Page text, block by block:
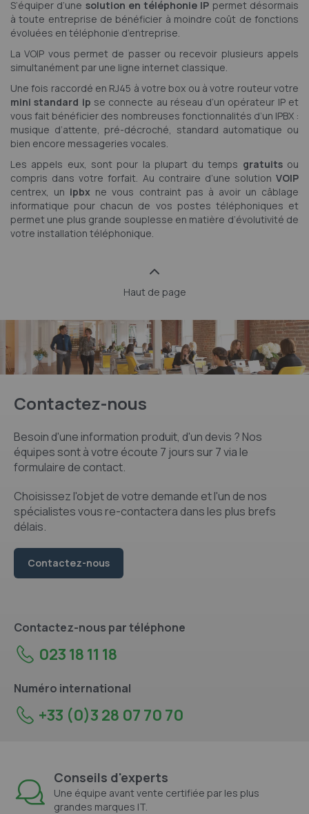
S’équiper d’une solution en téléphonie IP permet désormais
à toute entreprise de bénéficier à moindre coût de fonctions
évoluées en téléphonie d’entreprise.
La VOIP vous permet de passer ou recevoir plusieurs appels
simultanément par une ligne internet classique.
Une fois raccordé en RJ45 à votre box ou à votre routeur votre
mini standard ip se connecte au réseau d’un opérateur IP et
vous fait bénéficier des nombreuses fonctionnalités d’un IPBX :
musique d’attente, pré-décroché, standard automatique ou
bien encore messageries vocales.
Les appels eux, sont pour la plupart du temps gratuitsou
compris dans votre forfait. Au contraire d’une solution VOIP
centrex, un ipbx ne vous contraint pas à avoir un câblage
informatique pour chacun de vos postes téléphoniques et
permet une plus grande souplesse en matière d’évolutivité de
votre installation téléphonique.
Haut de page
Contactez-nous
Besoin d'une information produit, d'un devis ? Nos
équipes sont à votre écoute 7 jours sur 7 via le
formulaire de contact.
Choisissez l'objet de votre demande et l'un de nos
spécialistes vous re-contactera dans les plus brefs
délais.
Contactez-nous
Contactez-nous par téléphone
023 18 11 18
Numéro international
+33 (0)3 28 07 70 70
Conseils d'experts
Une équipe avant vente certifiée par les plus
grandes marques IT.